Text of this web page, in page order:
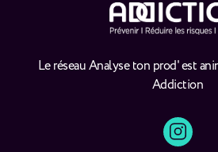
Le réseau Analyse ton prod' est
Addiction